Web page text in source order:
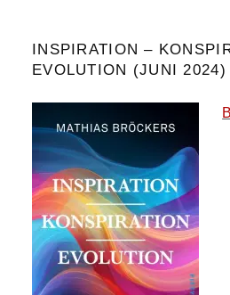
INSPIRATION –
EVOLUTION (JUNI 2024)